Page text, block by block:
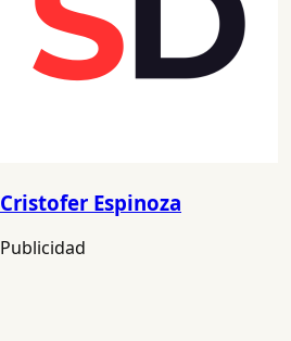
Cristofer Espinoza
Publicidad